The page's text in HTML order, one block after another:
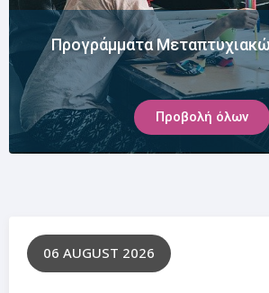
Προγράμματα
Προβολή όλων
06 AUGUST 2026